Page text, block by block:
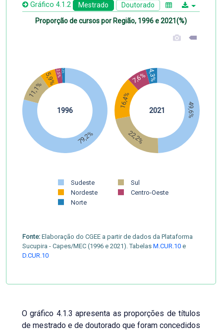
Gráfico 4.1.2 Mestrado Doutorado
Proporção de cursos por Região, 1996 e 2021(%)
79,2%
11,1%
5,9%2,5%1,3%
49,6%
22,2%
16,4%
7,6%4,3%
Sudeste
Sul
Nordeste
Centro-Oeste
Norte
1996 2021
Fonte: Elaboração do CGEE a partir de dados da Plataforma
Sucupira - Capes/MEC (1996 e 2021). Tabelas M.CUR.10 e
D.CUR.10
O gráfico 4.1.3 apresenta as proporções de títulos
de mestrado e de doutorado que foram concedidos